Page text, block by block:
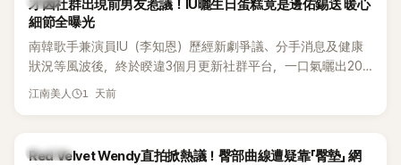
才因社群出現前男友惹議！IU曬生日蛋糕竟是邊佑錫送 暖心
細節全曝光
南韓歌手兼演員IU（李知恩）歷經新劇爭議、分手消息及健康
狀況等風波後，終於睽違3個月更新社群平台，一口氣曬出20
張近況照，讓大批粉絲又驚又喜。其中，一張生日蛋糕照意外
江南美人 1 天前
K-POP
Red Velvet Wendy直拍掀熱議！臀部曲線遭疑靠「臀墊」 網